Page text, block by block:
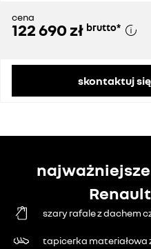
cena
122 690 zł brutto*
skontaktuj
szary rafale z dachem
tapicerka materiałowa